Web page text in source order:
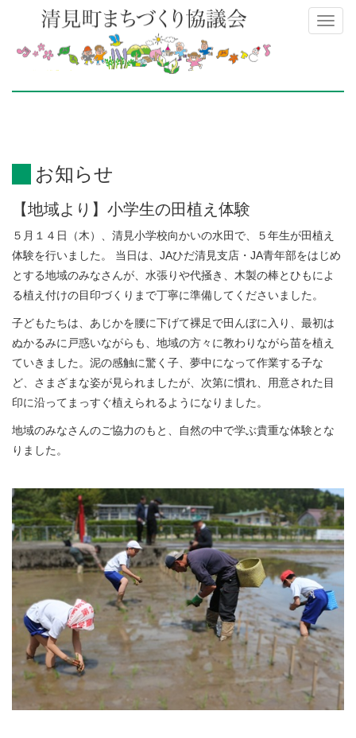
お知らせ
【地域より】小学生の田植え体験
５月１４日（木）、清見小学校向かいの水田で、５年生が田植え
体験を行いました。 当日は、JAひだ清見支店・JA青年部をはじめ
とする地域のみなさんが、水張りや代掻き、木製の棒とひもによ
る植え付けの目印づくりまで丁寧に準備してくださいました。
子どもたちは、あじかを腰に下げて裸足で田んぼに入り、最初は
ぬかるみに戸惑いながらも、地域の方々に教わりながら苗を植え
ていきました。泥の感触に驚く子、夢中になって作業する子な
ど、さまざまな姿が見られましたが、次第に慣れ、用意された目
印に沿ってまっすぐ植えられるようになりました。
地域のみなさんのご協力のもと、自然の中で学ぶ貴重な体験とな
りました。